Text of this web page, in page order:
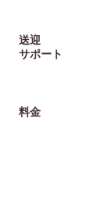
送迎
サポート
料金